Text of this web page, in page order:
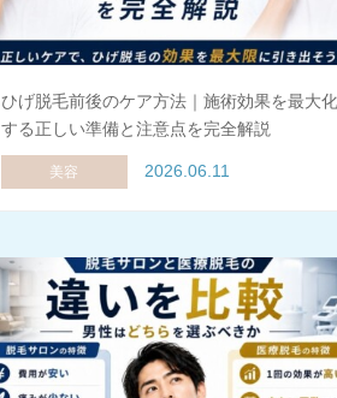
ひげ脱毛前後のケア方法｜施術効果を最大化
する正しい準備と注意点を完全解説
美容 2026.06.11